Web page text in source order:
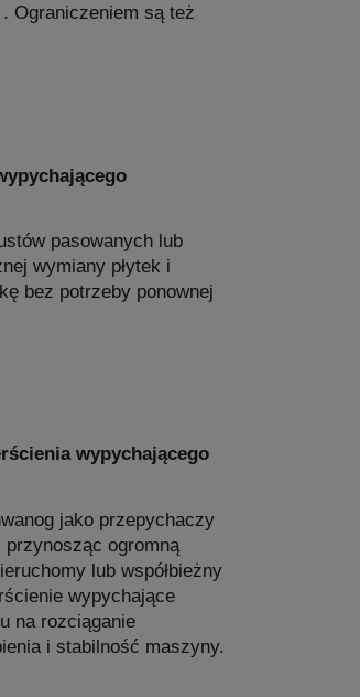
. Ograniczeniem są też
pasowanych lub
wymiany płytek i
bez potrzeby ponownej
wypychającego
jako przepychaczy
ogromną
lub współbieżny
wypychające
na rozciąganie
i stabilność maszyny.